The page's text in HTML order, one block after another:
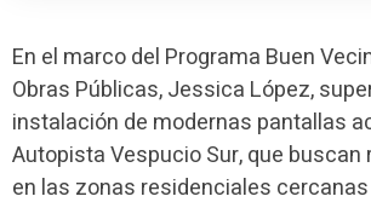
En el marco del Programa Buen
Obras Públicas, Jessica López,
instalación de modernas pantallas
Autopista Vespucio Sur, que buscan
en las zonas residenciales